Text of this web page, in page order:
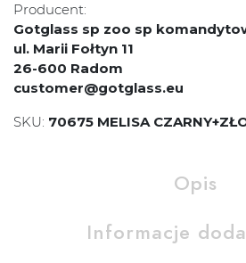
Producent:
Gotglass sp zoo sp
ul. Marii Fołtyn 11
26-600 Radom
customer@gotglass.eu
SKU: 70675 MELISA
Opis
Informacje